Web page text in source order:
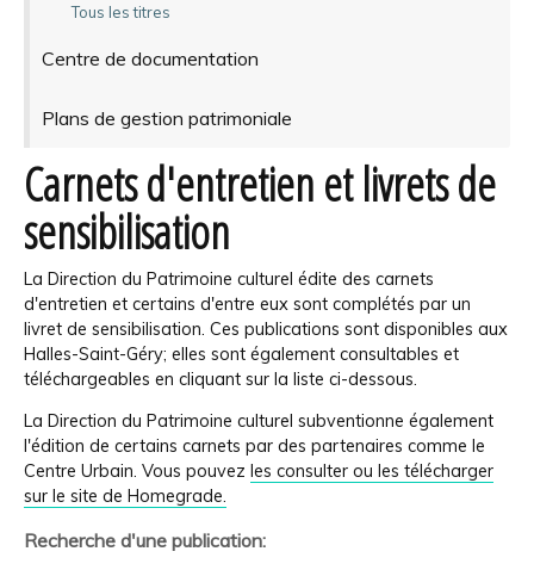
Tous les titres
Centre de documentation
Plans de gestion patrimoniale
Carnets d'entretien et livrets de
sensibilisation
La Direction du Patrimoine culturel édite des carnets
d'entretien et certains d'entre eux sont complétés par un
livret de sensibilisation. Ces publications sont disponibles aux
Halles-Saint-Géry; elles sont également consultables et
téléchargeables en cliquant sur la liste ci-dessous.
La Direction du Patrimoine culturel subventionne également
l'édition de certains carnets par des partenaires comme le
Centre Urbain. Vous pouvez les consulter ou les télécharger
sur le site de Homegrade.
Recherche d'une publication: